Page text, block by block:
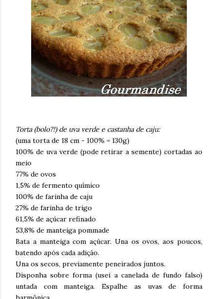
Torta (bolo?!) de uva verde e castanha de caju:
(uma torta de 18 cm - 100% = 130g)
100% de uva verde (pode retirar a semente) cortadas ao
meio
77% de ovos
1,5% de fermento químico
100% de farinha de caju
27% de farinha de trigo
61,5% de açúcar refinado
53,8% de manteiga pommade
Bata a manteiga com açúcar. Una os ovos, aos poucos,
batendo após cada adição.
Una os secos, previamente peneirados juntos.
Disponha sobre forma (usei a canelada de fundo falso)
untada com manteiga. Espalhe as uvas de forma